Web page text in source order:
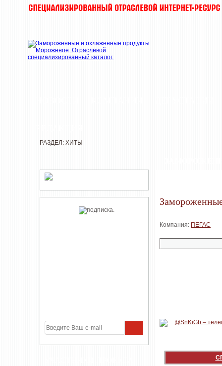
РАЗДЕЛ: ХИТЫ
Компания: ПЕГАС